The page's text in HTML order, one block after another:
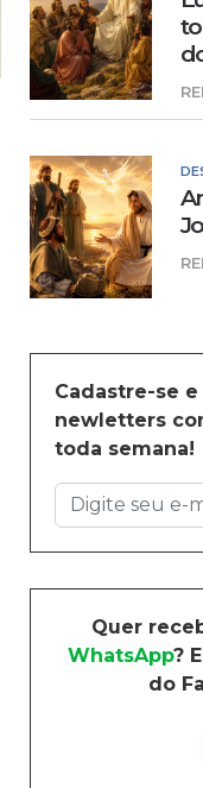
Cadastre-se
newletters
toda semana!
Quer
WhatsApp?
do